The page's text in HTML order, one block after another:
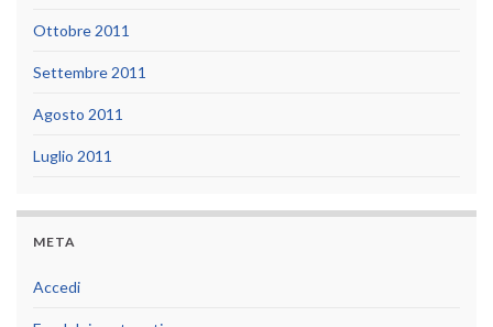
Ottobre 2011
Settembre 2011
Agosto 2011
Luglio 2011
META
Accedi